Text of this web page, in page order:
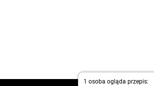
1 osoba ogląda przepis: